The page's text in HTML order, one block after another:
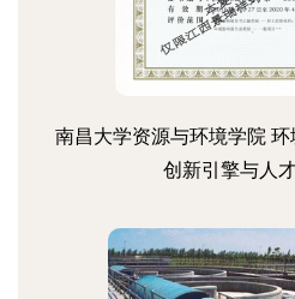
南昌大学资源与环境学院
创新引擎与人